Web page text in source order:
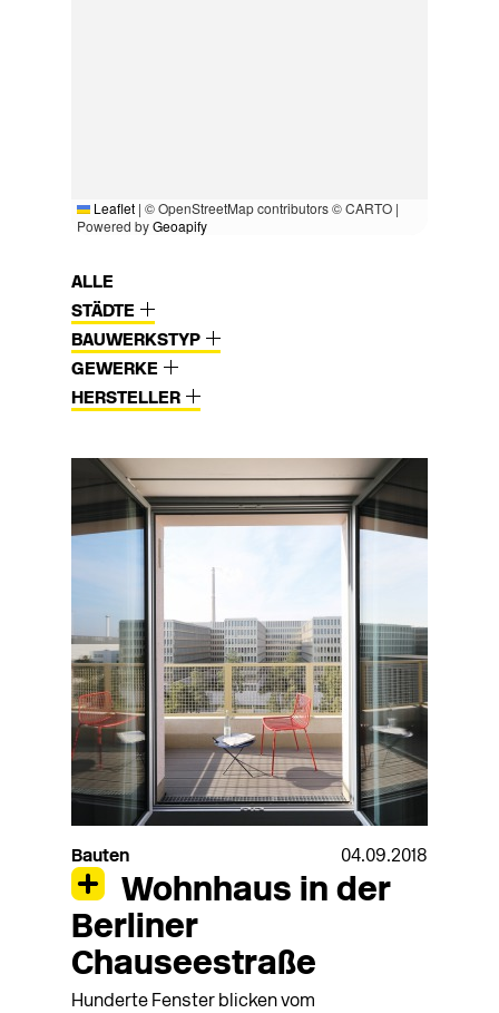
Leaflet | © OpenStreetMap contributors © CARTO |
Powered byGeoapify
ALLE
STÄDTE
BAUWERKSTYP
GEWERKE
HERSTELLER
Bauten 04.09.2018
Wohnhaus in der
Berliner
Chauseestraße
Hunderte Fenster blicken vom